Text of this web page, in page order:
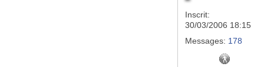
Inscrit:
30/03/2006 18:15
Messages: 178